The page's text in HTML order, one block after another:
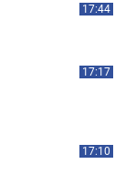
17:44
17:17
17:10